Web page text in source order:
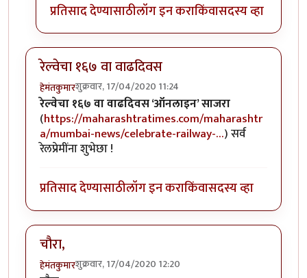
प्रतिसाद देण्यासाठीलॉग इन कराकिंवासदस्य व्हा
रेल्वेचा १६७ वा वाढदिवस
हेमंतकुमारशुक्रवार, 17/04/2020 11:24
रेल्वेचा १६७ वा वाढदिवस ‘ऑनलाइन’ साजरा
(https://maharashtratimes.com/maharashtr
a/mumbai-news/celebrate-railway-…) सर्व
रेलप्रेमींना शुभेछा !
प्रतिसाद देण्यासाठीलॉग इन कराकिंवासदस्य व्हा
चौरा,
हेमंतकुमारशुक्रवार, 17/04/2020 12:20